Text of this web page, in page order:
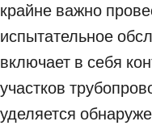
крайне важно
испытательное
включает в себя
участков
уделяется